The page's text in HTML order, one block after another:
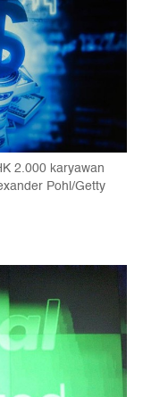
2.000 karyawan
Pohl/Getty